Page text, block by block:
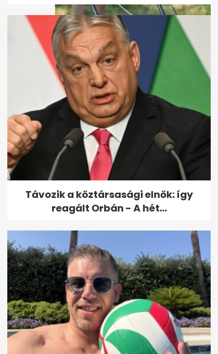
Sárgul a gyep kánikulában?
Lehet, hogy a túl alacsony
fűnyírás...
Távozik a köztársasági elnök: így
reagált Orbán - A hét...